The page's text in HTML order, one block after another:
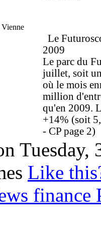
Vienne
Le
2009
Le parc du
juillet, soit
où le mois
million
qu'en 2009.
+14% (soit
- CP page 2)
Tuesday,
Like
finance